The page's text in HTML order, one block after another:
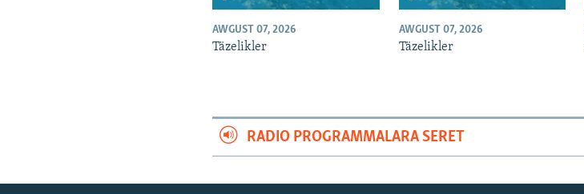
AWGUST 07, 2026
Täzelikler
AWGUST 07, 2026
Täzelikler
RADIO PROGRAMMALARA SERET